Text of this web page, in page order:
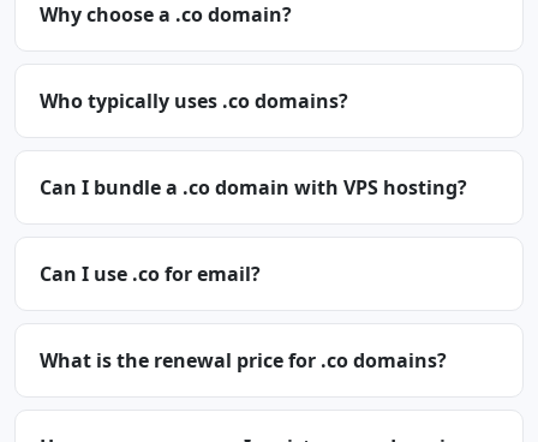
Why choose a .co domain?
Who typically uses .co domains?
Can I bundle a .co domain with VPS hosting?
Can I use .co for email?
What is the renewal price for .co domains?